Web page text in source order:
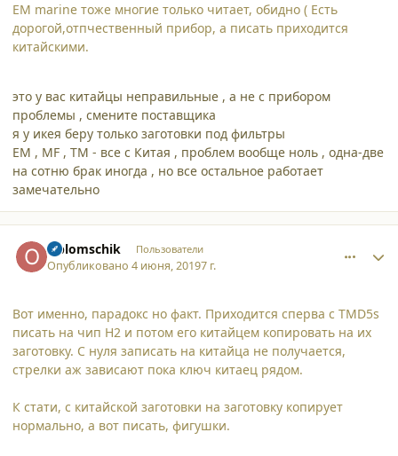
EM marine тоже многие только читает, обидно ( Есть
дорогой,отпчественный прибор, а писать приходится
китайскими.
это у вас китайцы неправильные , а не с прибором
проблемы , смените поставщика
я у икея беру только заготовки под фильтры
EM , MF , TM - все с Китая , проблем вообще ноль , одна-две
на сотню брак иногда , но все остальное работает
замечательно
Oblomschik Пользователи
Опубликовано4 июня, 20197 г.
Вот именно, парадокс но факт. Приходится сперва с TMD5s
писать на чип H2 и потом его китайцем копировать на их
заготовку. С нуля записать на китайца не получается,
стрелки аж зависают пока ключ китаец рядом.
К стати, с китайской заготовки на заготовку копирует
нормально, а вот писать, фигушки.